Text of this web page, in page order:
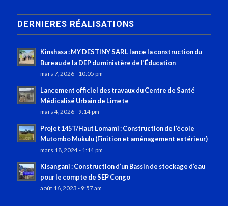
DERNIERES RÉALISATIONS
Kinshasa : MY DESTINY SARL lance la construction du
Bureau de la DEP du ministère de l’Éducation
mars 7, 2026 - 10:05 pm
Lancement officiel des travaux du Centre de Santé
Médicalisé Urbain de Limete
mars 4, 2026 - 9:14 pm
Projet 145T/Haut Lomami : Construction de l’école
Mutombo Mukulu (Finition et aménagement extérieur)
mars 18, 2024 - 1:14 pm
Kisangani : Construction d’un Bassin de stockage d’eau
pour le compte de SEP Congo
août 16, 2023 - 9:57 am